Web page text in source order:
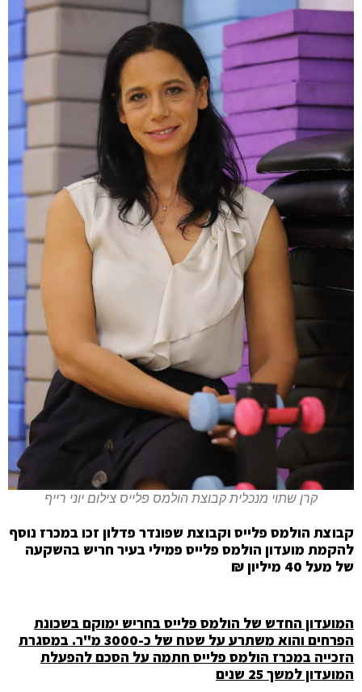
קרן שתוי מנכלית קבוצת הולמס פלייס צילום יוני רייף
קבוצת הולמס פלייס וקבוצת שפונדר פדלון זכו במכרז נוסף
להקמת מועדון הולמס פלייס פמילי בעיר חריש בהשקעה
של מעל 40 מיליון ₪
המועדון החדש של הולמס פלייס בחריש ימוקם בשכונת
הפרחים והוא משתרע
על שטח של כ-3000 מ"ר. במסגרת
הזכייה במכרז הולמס פלייס חתמה על הסכם להפעלת
המועדון למשך 25 שנים